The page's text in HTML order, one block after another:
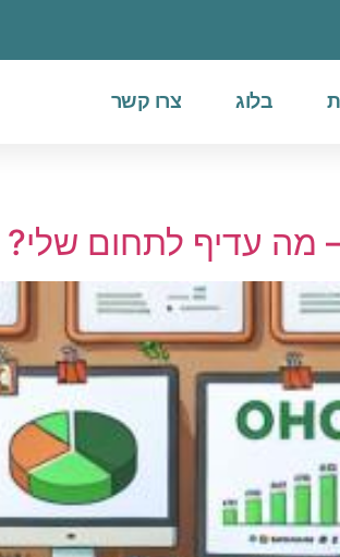
בלוג צרו קשר